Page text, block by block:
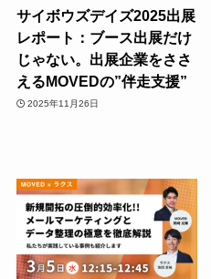
サイボウズデイズ2025出展
レポート：ブース出展だけ
じゃない。出展企業をささ
えるMOVEDの”伴走支援”
2025年11月26日